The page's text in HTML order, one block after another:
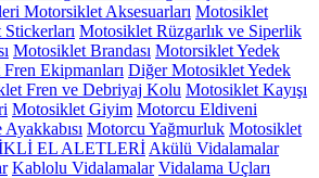
Motorsiklet Aksesuarları Motosiklet
Motosiklet Rüzgarlık ve Siperlik
Motosiklet Brandası Motorsiklet Yedek
Ekipmanları Diğer Motosiklet Yedek
Fren ve Debriyaj Kolu Motosiklet Kayışı
Motosiklet Giyim Motorcu Eldiveni
Motorcu Yağmurluk Motosiklet
EL ALETLERİ Akülü Vidalamalar
Kablolu Vidalamalar Vidalama Uçları